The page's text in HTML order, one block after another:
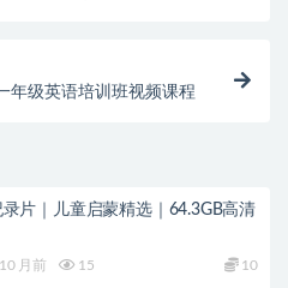
年级英语培训班视频课程
片｜儿童启蒙精选｜64.3GB高清
10 月前 15 10